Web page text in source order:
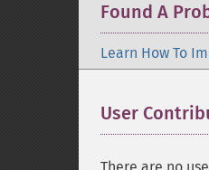
Found A
Learn How To
User